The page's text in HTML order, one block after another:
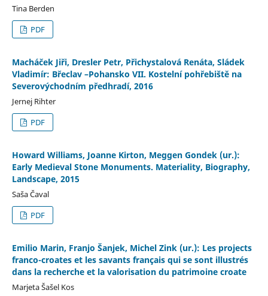
Tina Berden
PDF
Macháček Jiři, Dresler Petr, Přichystalová Renáta, Sládek
Vladimír: Břeclav –Pohansko VII. Kostelní pohřebiště na
Severovýchodním předhradí, 2016
Jernej Rihter
PDF
Howard Williams, Joanne Kirton, Meggen Gondek (ur.):
Early Medieval Stone Monuments. Materiality, Biography,
Landscape, 2015
Saša Čaval
PDF
Emilio Marin, Franjo Šanjek, Michel Zink (ur.): Les projects
franco-croates et les savants français qui se sont illustrés
dans la recherche et la valorisation du patrimoine croate
Marjeta Šašel Kos